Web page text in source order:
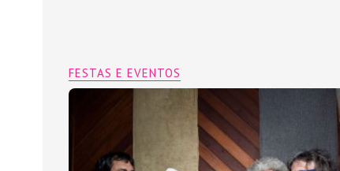
FESTAS E EVENTOS